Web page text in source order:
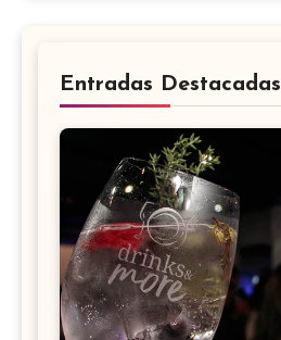
Entradas Destacadas